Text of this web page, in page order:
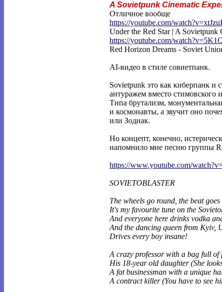
A Sovietpunk Cinematic
Отличное вообще
https://youtube.com/
Under the Red Star | A Sovietpunk
https://youtube.com/
Red Horizon Dreams - Soviet
AI-видео в стиле совиетпанк.
Sovietpunk это как киберпанк и
антуражем вместо стимовского
Типа брутализм,
и космонавты, а звучит оно
или Зодиак.
Но концепт, конечно,
напомнило мне песню группы
https://www.youtube.com/
SOVIETOBLASTER
The wheels go round, the beat goes
It's my favourite tune on the
And everyone here drinks vodka
And the dancing queen from Kyiv,
Drives every boy insane!
A crazy professor with a bag full of
His 18-year old daughter (She
A fat businessman with a unique
A contract killer (You have to see